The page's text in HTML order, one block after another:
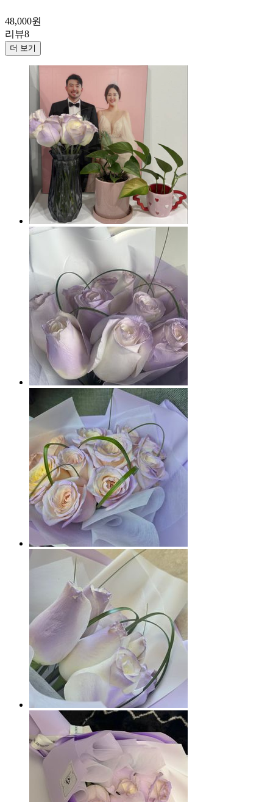
48,000원
리뷰8
더 보기